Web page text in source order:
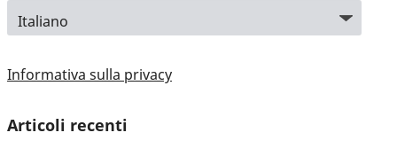
Informativa sulla privacy
Articoli recenti